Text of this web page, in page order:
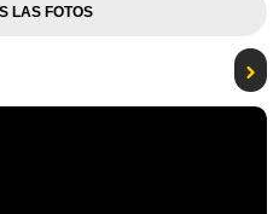
LAS FOTOS